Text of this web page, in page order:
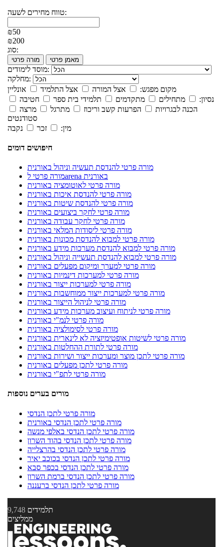
טווח מחירים לשעה:
₪50
₪200
סוג:
מורה פרטי מאמן פרטי
מוסד לימודים:
מחלקה:
מקום מפגש:
אצל המורה אצל התלמיד
אונליין
נסיון:
מתחילים מתקדמים תלמידי בית ספר
חטיבה
הכנה לבגרויות
הפרעות קשב וריכוז מתרגל
מרצה
סטודנטים
מין:
זכר נקבה
חיפושים דומים
מורה פרטי להנדסת תעשיה וניהול באורנית
מורה פרטי לarena באורנית
מורה פרטי לאוטומציה באורנית
מורה פרטי להנדסת איכות באורנית
מורה פרטי להנדסת שיטות באורנית
מורה פרטי לחקר ביצועים באורנית
מורה פרטי לחקר עבודה באורנית
מורה פרטי ליסודות המלאי באורנית
מורה פרטי למבוא להנדסת מכונות באורנית
מורה פרטי למבוא להנדסת מערכות מידע באורנית
מורה פרטי למבוא להנדסת תעשייה וניהול באורנית
מורה פרטי למערך ומיקום מפעלים באורנית
מורה פרטי למערכות דינמיות באורנית
מורה פרטי למערכות ייצור באורנית
מורה פרטי למערכות ייצור ממוחשבות באורנית
מורה פרטי לניהול הייצור באורנית
מורה פרטי לניתוח ועיצוב מערכות מידע באורנית
מורה פרטי לנמ"י באורנית
מורה פרטי לסימולציה באורנית
מורה פרטי לשיטות אופטימיזציה לא לינארית באורנית
מורה פרטי לתורת ההחלטות באורנית
מורה פרטי לתכן מוצר ומערכות ייצור ושירות באורנית
מורה פרטי לתכן מפעלים באורנית
מורה פרטי לתפ"י באורנית
מורים בערים נוספות
מורה פרטי לתכן הנדסי
מורה פרטי לתכן הנדסי באורנית
מורה פרטי לתכן הנדסי באלפי מנשה
מורה פרטי לתכן הנדסי בהוד השרון
מורה פרטי לתכן הנדסי בהרצלייה
מורה פרטי לתכן הנדסי בכוכב יאיר
מורה פרטי לתכן הנדסי בכפר סבא
מורה פרטי לתכן הנדסי ברמת השרון
מורה פרטי לתכן הנדסי ברעננה
9,748 תלמידים
ממליצים